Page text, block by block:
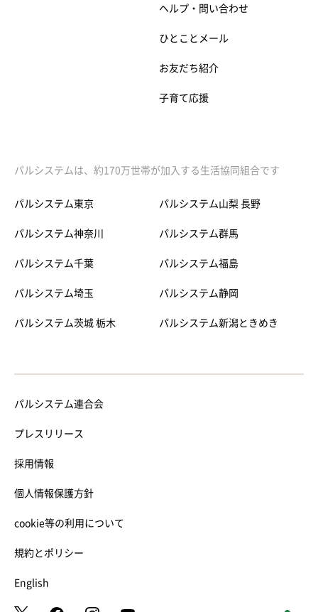
ヘルプ・問い合わせ
ひとことメール
お友だち紹介
子育て応援
パルシステムは、約170万世帯が加入する生活協同組合です
パルシステム東京
パルシステム神奈川
パルシステム千葉
パルシステム埼玉
パルシステム茨城 栃木
パルシステム山梨 長野
パルシステム群馬
パルシステム福島
パルシステム静岡
パルシステム新潟ときめき
パルシステム連合会
プレスリリース
採用情報
個人情報保護方針
cookie等の利用について
規約とポリシー
English